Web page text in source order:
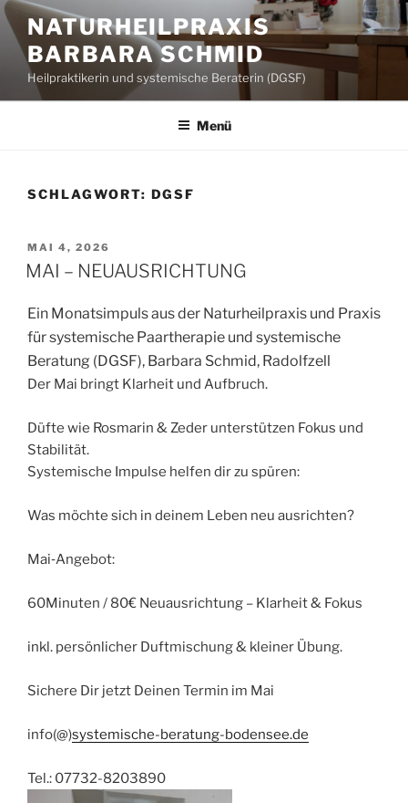
Zum
Inhalt
springen
NATURHEILPRAXIS
BARBARA SCHMID
Heilpraktikerin und systemische Beraterin (DGSF)
Menü
SCHLAGWORT: DGSF
VERÖFFENTLICHT
AM
MAI 4, 2026
MAI – NEUAUSRICHTUNG
Ein Monatsimpuls aus der Naturheilpraxis und Praxis
für systemische Paartherapie und systemische
Beratung (DGSF), Barbara Schmid, Radolfzell
Der Mai bringt Klarheit und Aufbruch.
Düfte wie Rosmarin & Zeder unterstützen Fokus und
Stabilität.
Systemische Impulse helfen dir zu spüren:
Was möchte sich in deinem Leben neu ausrichten?
Mai‑Angebot:
60Minuten / 80€ Neuausrichtung – Klarheit & Fokus
inkl. persönlicher Duftmischung & kleiner Übung.
Sichere Dir jetzt Deinen Termin im Mai
info(@)systemische-beratung-bodensee.de
Tel.: 07732-8203890